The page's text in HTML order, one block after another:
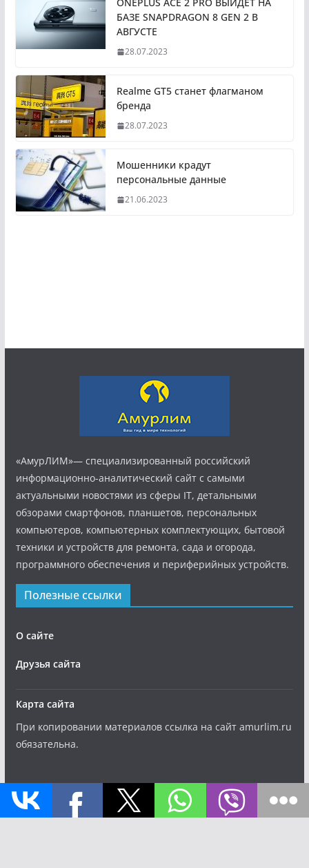
БАЗЕ SNAPDRAGON 8 GEN 2 В
АВГУСТЕ
28.07.2023
Realme GT5 станет флагманом
бренда
28.07.2023
Мошенники крадут
персональные данные
21.06.2023
«АмурЛИМ»— специализированный российский
информационно-аналитический сайт с самыми
актуальными новостями из сферы IT, детальными
обзорами смартфонов, планшетов, персональных
компьютеров, компьютерных комплектующих, бытовой
техники и устройств для ремонта, сада и огорода,
программного обеспечения и периферийных устройств.
Полезные ссылки
О сайте
Друзья сайта
Карта сайта
При копировании материалов ссылка на сайт amurlim.ru
обязательна.